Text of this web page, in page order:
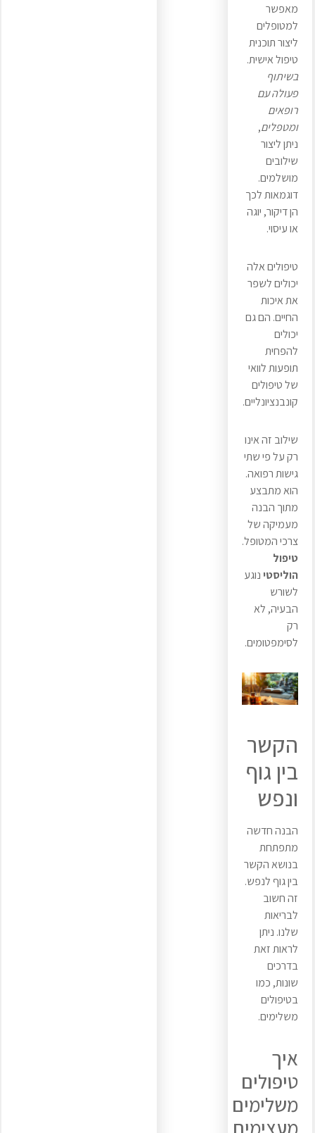
מאפשר
למטופלים
ליצור תוכנית
טיפול אישית.
בשיתוף
פעולה עם
רופאים
ומטפלים,
ניתן ליצור
שילובים
מושלמים.
דוגמאות לכך
הן דיקור, יוגה
או עיסוי.
טיפולים אלה
יכולים לשפר
את איכות
החיים. הם גם
יכולים
להפחית
תופעות לוואי
של טיפולים
קונבנציונליים.
שילוב זה אינו
רק על פי שתי
גישות רפואה.
הוא מתבצע
מתוך הבנה
מעמיקה של
צרכי המטופל.
טיפול
הוליסטי נוגע
לשורש
הבעיה, לא
רק
לסימפטומים.
הקשר
בין גוף
ונפש
הבנה חדשה
מתפתחת
בנושא הקשר
בין גוף לנפש.
זה חשוב
לבריאות
שלנו. ניתן
לראות זאת
בדרכים
שונות, כמו
בטיפולים
משלימים.
איך
טיפולים
משלימים